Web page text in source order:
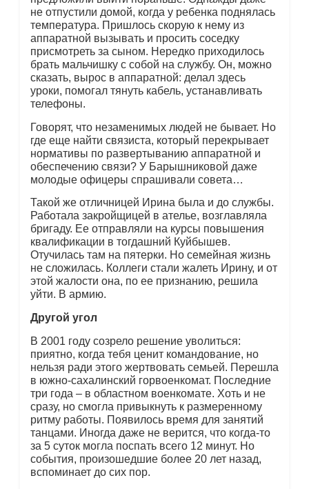
не отпустили домой, когда у ребенка поднялась
температура. Пришлось скорую к нему из
аппаратной вызывать и просить соседку
присмотреть за сыном. Нередко приходилось
брать мальчишку с собой на службу. Он, можно
сказать, вырос в аппаратной: делал здесь
уроки, помогал тянуть кабель, устанавливать
телефоны.
Говорят, что незаменимых людей не бывает. Но
где еще найти связиста, который перекрывает
нормативы по развертыванию аппаратной и
обеспечению связи? У Барышниковой даже
молодые офицеры спрашивали совета…
Такой же отличницей Ирина была и до службы.
Работала закройщицей в ателье, возглавляла
бригаду. Ее отправляли на курсы повышения
квалификации в тогдашний Куйбышев.
Отучилась там на пятерки. Но семейная жизнь
не сложилась. Коллеги стали жалеть Ирину, и от
этой жалости она, по ее признанию, решила
уйти. В армию.
Другой угол
В 2001 году созрело решение уволиться:
приятно, когда тебя ценит командование, но
нельзя ради этого жертвовать семьей. Перешла
в южно-сахалинский горвоенкомат. Последние
три года – в областном военкомате. Хоть и не
сразу, но смогла привыкнуть к размеренному
ритму работы. Появилось время для занятий
танцами. Иногда даже не верится, что когда-то
за 5 суток могла поспать всего 12 минут. Но
события, произошедшие более 20 лет назад,
вспоминает до сих пор.